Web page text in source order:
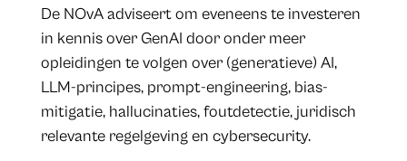
De NOvA adviseert om eveneens te investeren
in kennis over GenAI door onder meer
opleidingen te volgen over (generatieve) AI,
LLM-principes, prompt-engineering, bias-
mitigatie, hallucinaties, foutdetectie, juridisch
relevante regelgeving en cybersecurity.